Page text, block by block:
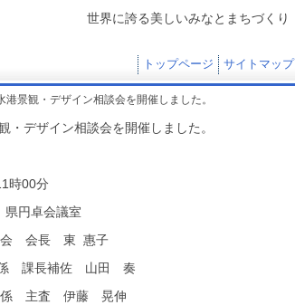
世界に誇る美しいみなとまちづくり
トップページ サイトマップ
景観・デザイン相談会を開催しました。
・デザイン相談会を開催しました。
時00分
円卓会議室
会 会長 東 惠子
課長補佐 山田 奏
主査 伊藤 晃伸